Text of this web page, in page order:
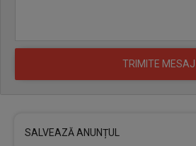
SALVEAZĂ ANUNȚUL